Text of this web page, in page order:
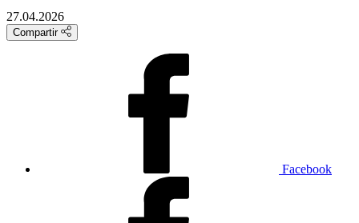
27.04.2026
Compartir
Facebook